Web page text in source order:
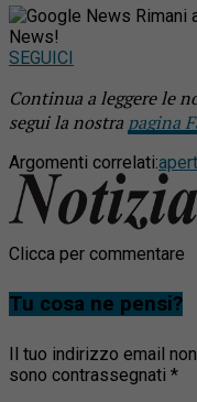
Rimani
News!
SEGUICI
Continua a leggere le
segui la nostra pagina
Argomenti correlati:
Clicca per commentare
Tu cosa ne pensi?
Il tuo indirizzo email
sono contrassegnati *